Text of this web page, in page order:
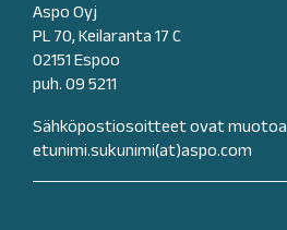
Aspo Oyj
PL 70, Keilaranta 17 C
02151 Espoo
puh. 09 5211
Sähköpostiosoitteet ovat muotoa
etunimi.sukunimi(at)aspo.com